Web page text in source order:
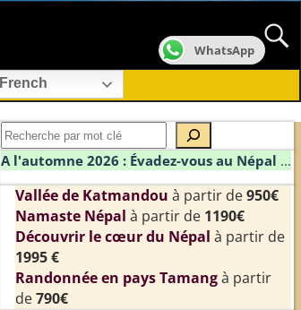
French
A l'automne 2026 : Évadez-vous au Népal ...
Vallée de Katmandou à partir de950€
Namaste Népal à partir de 1190€
Découvrir le cœur du Népal à partir de
1995 €
Randonnée en pays Tamangà partir
de790€
WhatsApp